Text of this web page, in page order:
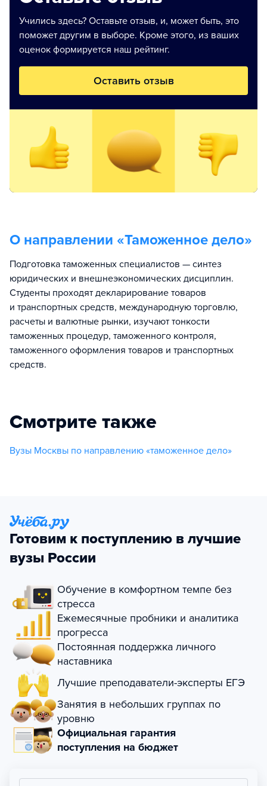
Учились здесь? Оставьте отзыв, и, может быть, это
поможет другим в выборе. Кроме этого, из ваших
оценок формируется наш рейтинг.
Оставить отзыв
О направлении «Таможенное дело»
Подготовка таможенных специалистов — синтез
юридических и внешнеэкономических дисциплин.
Студенты проходят декларирование товаров
и транспортных средств, международную торговлю,
расчеты и валютные рынки, изучают тонкости
таможенных процедур, таможенного контроля,
таможенного оформления товаров и транспортных
средств.
Смотрите также
Вузы Москвы по направлению «таможенное дело»
Готовим к поступлению в лучшие
вузы России
Обучение в комфортном темпе без
стресса
Ежемесячные пробники и аналитика
прогресса
Постоянная поддержка личного
наставника
Лучшие преподаватели-эксперты ЕГЭ
Занятия в небольших группах по
уровню
Официальная гарантия
поступления на бюджет